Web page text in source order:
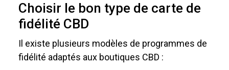
Choisir le bon type de carte de
fidélité CBD
Il existe plusieurs modèles de programmes de
fidélité adaptés aux boutiques CBD :